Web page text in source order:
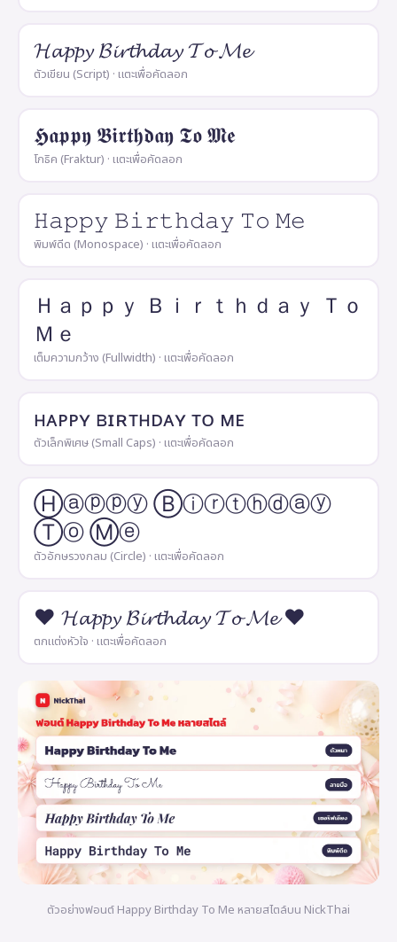
𝓗𝓪𝓹𝓹𝔂 𝓑𝓲𝓻𝓽𝓱𝓭𝓪𝔂 𝓣𝓸 𝓜𝓮
ตัวเขียน (Script) · แตะเพื่อคัดลอก
𝕳𝖆𝖕𝖕𝖞 𝕭𝖎𝖗𝖙𝖍𝖉𝖆𝖞 𝕿𝖔 𝕸𝖊
โกธิค (Fraktur) · แตะเพื่อคัดลอก
𝙷𝚊𝚙𝚙𝚢 𝙱𝚒𝚛𝚝𝚑𝚍𝚊𝚢 𝚃𝚘 𝙼𝚎
พิมพ์ดีด (Monospace) · แตะเพื่อคัดลอก
Ｈａｐｐｙ Ｂｉｒｔｈｄａｙ Ｔｏ
Ｍｅ
เต็มความกว้าง (Fullwidth) · แตะเพื่อคัดลอก
ʜᴀᴘᴘʏ ʙɪʀᴛʜᴅᴀʏ ᴛᴏ ᴍᴇ
ตัวเล็กพิเศษ (Small Caps) · แตะเพื่อคัดลอก
Ⓗⓐⓟⓟⓨ Ⓑⓘⓡⓣⓗⓓⓐⓨ
Ⓣⓞ Ⓜⓔ
ตัวอักษรวงกลม (Circle) · แตะเพื่อคัดลอก
❤ 𝓗𝓪𝓹𝓹𝔂 𝓑𝓲𝓻𝓽𝓱𝓭𝓪𝔂 𝓣𝓸 𝓜𝓮 ❤
ตกแต่งหัวใจ · แตะเพื่อคัดลอก
ตัวอย่างฟอนต์ Happy Birthday To Me หลายสไตล์บน NickThai